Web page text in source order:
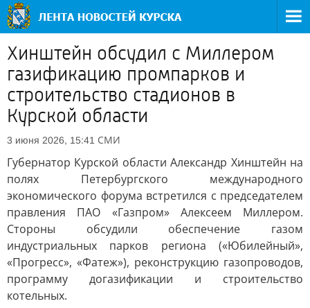
Хинштейн обсудил с Миллером
газификацию промпарков и
строительство стадионов в
Курской области
3 июня 2026, 15:41 СМИ
Губернатор Курской области Александр Хинштейн на
полях Петербургского международного
экономического форума встретился с председателем
правления ПАО «Газпром» Алексеем Миллером.
Стороны обсудили обеспечение газом
индустриальных парков региона («Юбилейный»,
«Прогресс», «Фатеж»), реконструкцию газопроводов,
программу догазификации и строительство
котельных.